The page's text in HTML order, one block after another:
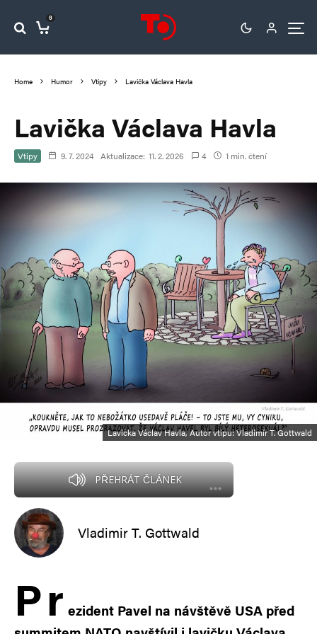
0
Home Humor Vtipy Lavička Václava Havla
Lavička Václava Havla
Vtipy 9. 7. 2024 Aktualizace: 11. 2. 2026 4 1 min. čtení
Lavička Václav Havla, Autor vtipu: Vladimír T. Gottwald
PŘEHRÁT ČLÁNEK
Vladimir T. Gottwald
Pr ezident Pavel na návštěvě USA před